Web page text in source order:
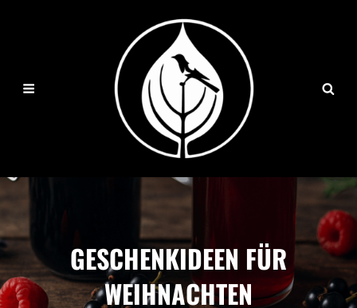
GESCHENKIDEEN FÜR
WEIHNACHTEN